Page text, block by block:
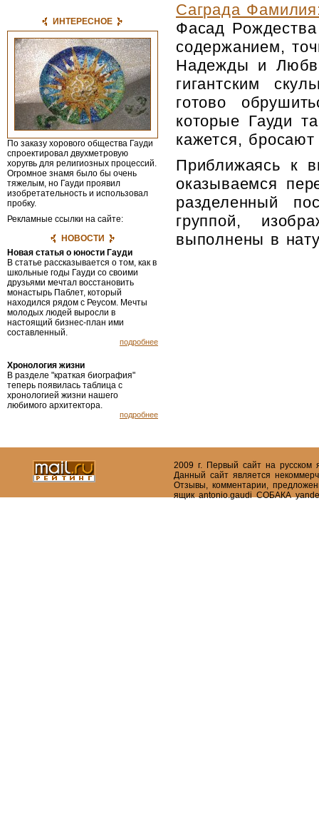
ИНТЕРЕСНОЕ
По заказу хорового общества Гауди
спроектировал двухметровую
хоругвь для религиозных процес­сий.
Огромное знамя было бы очень
тяжелым, но Гауди проявил
изобретательность и использовал
пробку.
Рекламные ссылки на сайте:
НОВОСТИ
Новая статья о юности Гауди
В статье рассказывается о том, как в
школьные годы Гауди со своими
друзьями мечтал восстановить
монастырь Паблет, который
находился рядом с Реусом. Мечты
молодых людей выросли в
настоящий бизнес-план ими
составленный.
подробнее
Хронология жизни
В разделе "краткая биография"
теперь появилась таблица с
хронологией жизни нашего
любимого архитектора.
подробнее
Саграда
Фасад
содержанием,
Надежды и
гигантским
готово
которые Гауди
кажется,
Приближаясь к
оказываемся
разделенный
группой,
выполнены в
2009 г. Первый сайт на русском
Данный сайт является
Отзывы, комментарии,
ящик antonio.gaudi СОБАКА